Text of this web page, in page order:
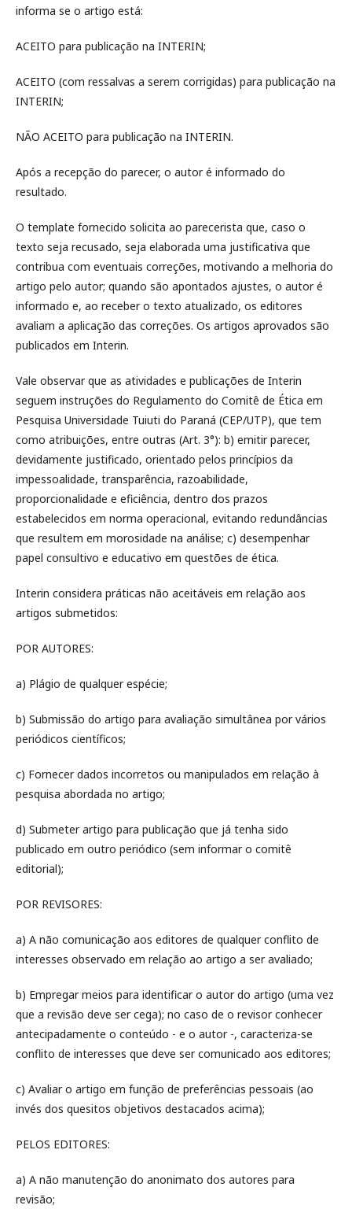
informa se o artigo está:
ACEITO para publicação na INTERIN;
ACEITO (com ressalvas a serem corrigidas) para publicação na
INTERIN;
NÃO ACEITO para publicação na INTERIN.
Após a recepção do parecer, o autor é informado do
resultado.
O template fornecido solicita ao parecerista que, caso o
texto seja recusado, seja elaborada uma justificativa que
contribua com eventuais correções, motivando a melhoria do
artigo pelo autor; quando são apontados ajustes, o autor é
informado e, ao receber o texto atualizado, os editores
avaliam a aplicação das correções. Os artigos aprovados são
publicados em Interin.
Vale observar que as atividades e publicações de Interin
seguem instruções do Regulamento do Comitê de Ética em
Pesquisa Universidade Tuiuti do Paraná (CEP/UTP), que tem
como atribuições, entre outras (Art. 3°): b) emitir parecer,
devidamente justificado, orientado pelos princípios da
impessoalidade, transparência, razoabilidade,
proporcionalidade e eficiência, dentro dos prazos
estabelecidos em norma operacional, evitando redundâncias
que resultem em morosidade na análise; c) desempenhar
papel consultivo e educativo em questões de ética.
Interin considera práticas não aceitáveis em relação aos
artigos submetidos:
POR AUTORES:
a) Plágio de qualquer espécie;
b) Submissão do artigo para avaliação simultânea por vários
periódicos científicos;
c) Fornecer dados incorretos ou manipulados em relação à
pesquisa abordada no artigo;
d) Submeter artigo para publicação que já tenha sido
publicado em outro periódico (sem informar o comitê
editorial);
POR REVISORES:
a) A não comunicação aos editores de qualquer conflito de
interesses observado em relação ao artigo a ser avaliado;
b) Empregar meios para identificar o autor do artigo (uma vez
que a revisão deve ser cega); no caso de o revisor conhecer
antecipadamente o conteúdo - e o autor -, caracteriza-se
conflito de interesses que deve ser comunicado aos editores;
c) Avaliar o artigo em função de preferências pessoais (ao
invés dos quesitos objetivos destacados acima);
PELOS EDITORES:
a) A não manutenção do anonimato dos autores para
revisão;